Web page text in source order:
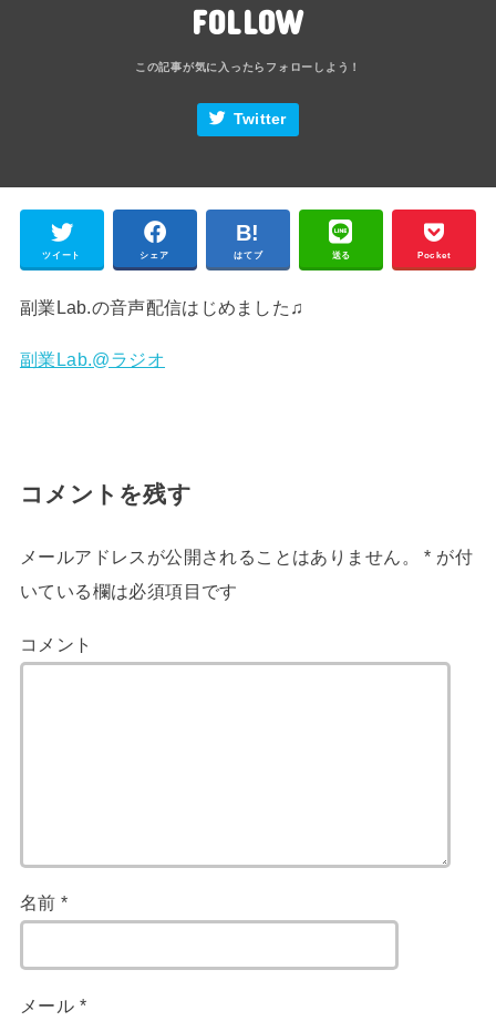
FOLLOW
Twitter
ツイート シェア はてブ 送る Pocket
副業Lab.の音声配信はじめました♫
副業Lab.@ラジオ
コメントを残す
メールアドレスが公開されることはありません。 * が付
いている欄は必須項目です
コメント
名前*
メール *